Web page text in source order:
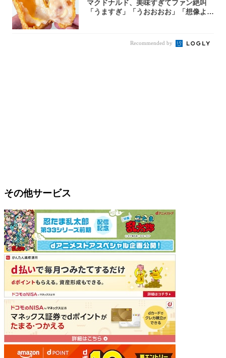
マクドナルド、美味すぎてファン絶叫
「うますぎ」「うおおおお」「想像より
Recommended by
その他サービス